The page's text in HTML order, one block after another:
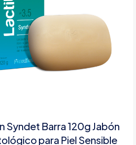
Syndet Barra 120g Jabón
para Piel Sensible